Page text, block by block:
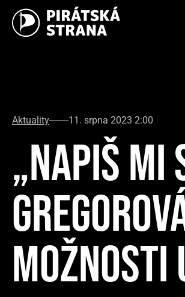
Aktuality 11. srpna 2023 2:00
„NAPIŠ MI
MOŽNOSTI